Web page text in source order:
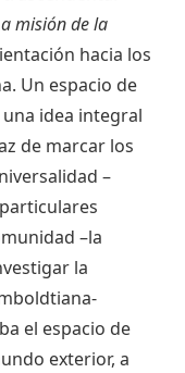
misión de la
hacia los
Un espacio de
idea integral
de marcar los
–
–la
la
el espacio de
exterior, a